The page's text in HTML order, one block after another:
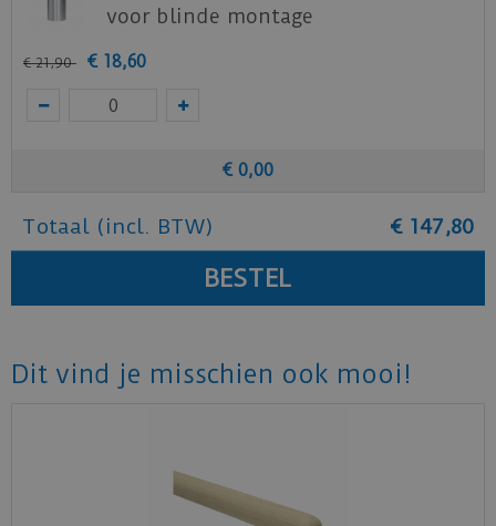
zo ben je zeker van de juiste hoek en
voor blinde montage
€ 21,90 € 18,60
€ 0,00
Totaal (incl. BTW) € 147,80
Dit vind je misschien ook mooi!